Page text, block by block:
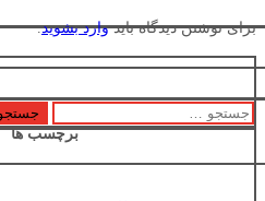
برای نوشتن دیدگاه بایدوارد بشوید.
جستجو
برچسب ها